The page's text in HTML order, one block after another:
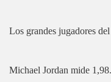
Los grandes jugadores
Michael Jordan mide